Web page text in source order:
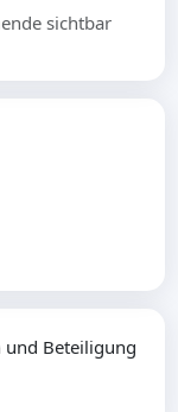
und Beteiligung
sichtbar